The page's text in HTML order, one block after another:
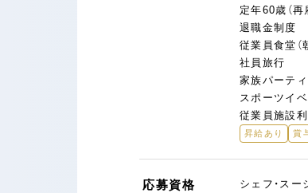
定年60歳（再
退職金制度
従業員食堂（
社員旅行
家族パーティ
スポーツイ
従業員施設利
昇給あり 賞
応募資格
シェフ・ス